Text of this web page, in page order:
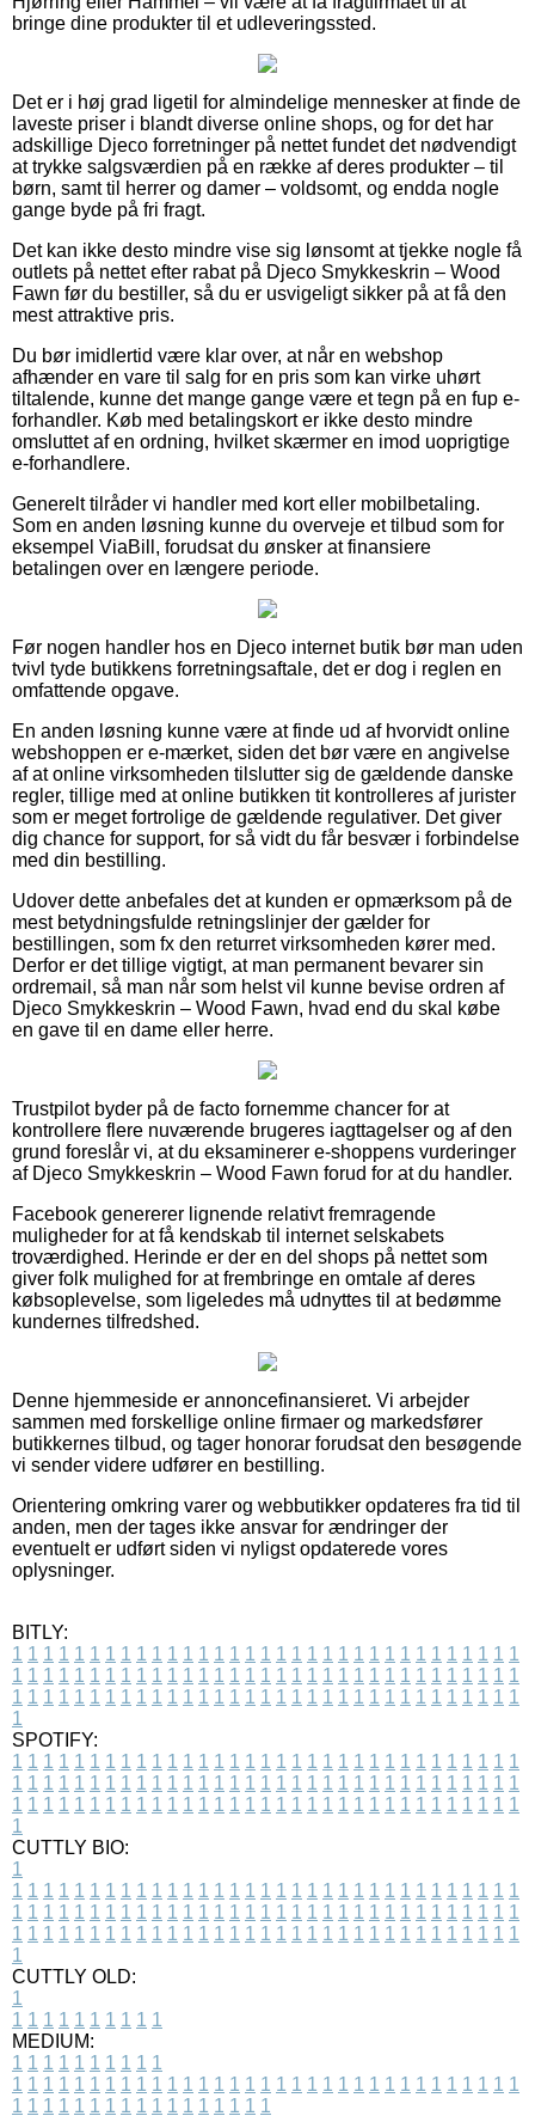
bringe dine produkter til et udleveringssted.
Det er i høj grad ligetil for almindelige mennesker at finde de
laveste priser i blandt diverse online shops, og for det har
adskillige Djeco forretninger på nettet fundet det nødvendigt
at trykke salgsværdien på en række af deres produkter – til
børn, samt til herrer og damer – voldsomt, og endda nogle
gange byde på fri fragt.
Det kan ikke desto mindre vise sig lønsomt at tjekke nogle få
outlets på nettet efter rabat på Djeco Smykkeskrin – Wood
Fawn før du bestiller, så du er usvigeligt sikker på at få den
mest attraktive pris.
Du bør imidlertid være klar over, at når en webshop
afhænder en vare til salg for en pris som kan virke uhørt
tiltalende, kunne det mange gange være et tegn på en fup e-
forhandler. Køb med betalingskort er ikke desto mindre
omsluttet af en ordning, hvilket skærmer en imod uoprigtige
e-forhandlere.
Generelt tilråder vi handler med kort eller mobilbetaling.
Som en anden løsning kunne du overveje et tilbud som for
eksempel ViaBill, forudsat du ønsker at finansiere
betalingen over en længere periode.
Før nogen handler hos en Djeco internet butik bør man uden
tvivl tyde butikkens forretningsaftale, det er dog i reglen en
omfattende opgave.
En anden løsning kunne være at finde ud af hvorvidt online
webshoppen er e-mærket, siden det bør være en angivelse
af at online virksomheden tilslutter sig de gældende danske
regler, tillige med at online butikken tit kontrolleres af jurister
som er meget fortrolige de gældende regulativer. Det giver
dig chance for support, for så vidt du får besvær i forbindelse
med din bestilling.
Udover dette anbefales det at kunden er opmærksom på de
mest betydningsfulde retningslinjer der gælder for
bestillingen, som fx den returret virksomheden kører med.
Derfor er det tillige vigtigt, at man permanent bevarer sin
ordremail, så man når som helst vil kunne bevise ordren af
Djeco Smykkeskrin – Wood Fawn, hvad end du skal købe
en gave til en dame eller herre.
Trustpilot byder på de facto fornemme chancer for at
kontrollere flere nuværende brugeres iagttagelser og af den
grund foreslår vi, at du eksaminerer e-shoppens vurderinger
af Djeco Smykkeskrin – Wood Fawn forud for at du handler.
Facebook genererer lignende relativt fremragende
muligheder for at få kendskab til internet selskabets
troværdighed. Herinde er der en del shops på nettet som
giver folk mulighed for at frembringe en omtale af deres
købsoplevelse, som ligeledes må udnyttes til at bedømme
kundernes tilfredshed.
Denne hjemmeside er annoncefinansieret. Vi arbejder
sammen med forskellige online firmaer og markedsfører
butikkernes tilbud, og tager honorar forudsat den besøgende
vi sender videre udfører en bestilling.
Orientering omkring varer og webbutikker opdateres fra tid til
anden, men der tages ikke ansvar for ændringer der
eventuelt er udført siden vi nyligst opdaterede vores
oplysninger.
BITLY:
1 1 1 1 1 1 1 1 1 1 1 1 1 1 1 1 1 1 1 1 1 1 1 1 1 1 1 1 1 1 1 1 1
1 1 1 1 1 1 1 1 1 1 1 1 1 1 1 1 1 1 1 1 1 1 1 1 1 1 1 1 1 1 1 1 1
1 1 1 1 1 1 1 1 1 1 1 1 1 1 1 1 1 1 1 1 1 1 1 1 1 1 1 1 1 1 1 1 1
1
SPOTIFY:
1 1 1 1 1 1 1 1 1 1 1 1 1 1 1 1 1 1 1 1 1 1 1 1 1 1 1 1 1 1 1 1 1
1 1 1 1 1 1 1 1 1 1 1 1 1 1 1 1 1 1 1 1 1 1 1 1 1 1 1 1 1 1 1 1 1
1 1 1 1 1 1 1 1 1 1 1 1 1 1 1 1 1 1 1 1 1 1 1 1 1 1 1 1 1 1 1 1 1
1
CUTTLY BIO:
1
1 1 1 1 1 1 1 1 1 1 1 1 1 1 1 1 1 1 1 1 1 1 1 1 1 1 1 1 1 1 1 1 1
1 1 1 1 1 1 1 1 1 1 1 1 1 1 1 1 1 1 1 1 1 1 1 1 1 1 1 1 1 1 1 1 1
1 1 1 1 1 1 1 1 1 1 1 1 1 1 1 1 1 1 1 1 1 1 1 1 1 1 1 1 1 1 1 1 1
1
CUTTLY OLD:
1
1 1 1 1 1 1 1 1 1 1
MEDIUM:
1 1 1 1 1 1 1 1 1 1
1 1 1 1 1 1 1 1 1 1 1 1 1 1 1 1 1 1 1 1 1 1 1 1 1 1 1 1 1 1 1 1 1
1 1 1 1 1 1 1 1 1 1 1 1 1 1 1 1 1